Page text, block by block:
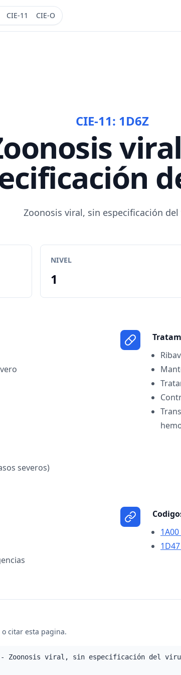
CIE-11 CIE-O
CIE-11: 1D6Z
Zoonosis viral, sin especificación del
NIVEL
1
severos)
citar esta pagina.
- Zoonosis viral, sin especificación del